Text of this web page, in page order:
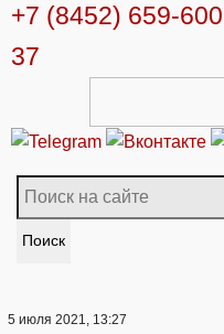
+7 (8452) 659-600
37
Поиск
5 июля 2021, 13:27